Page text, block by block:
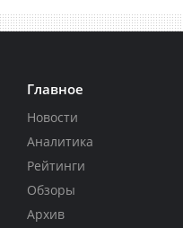
Главное
Новости
Аналитика
Рейтинги
Обзоры
Архив